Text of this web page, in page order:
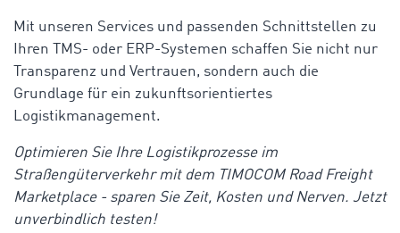
Mit unseren Services und passenden Schnittstellen zu
Ihren TMS- oder ERP-Systemen schaffen Sie nicht nur
Transparenz und Vertrauen, sondern auch die
Grundlage für ein zukunftsorientiertes
Logistikmanagement.
Optimieren Sie Ihre Logistikprozesse im
Straßengüterverkehr mit dem TIMOCOM Road Freight
Marketplace - sparen Sie Zeit, Kosten und Nerven. Jetzt
unverbindlich testen!